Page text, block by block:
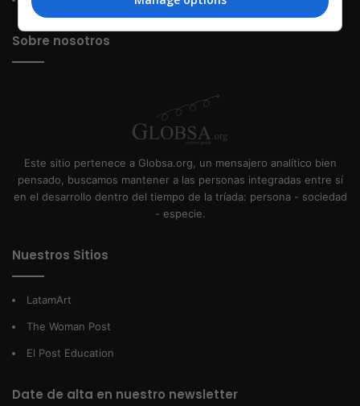
Sobre nosotros
Este sitio pertenece a Globsa.org, un mensajero analítico bien
pensado, buscamos mantener a las personas integradas entre sí
en el desarrollo dentro del tiempo de la tríada: persona - sociedad
- especie.
Nuestros Sitios
LatamArt
The Woman Post
El Post Education
Date de alta en nuestro newsletter